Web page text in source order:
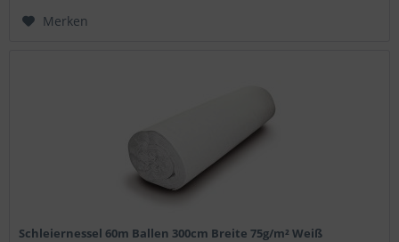
Merken
Schleiernessel 60m Ballen 300cm Breite 75g/m² Weiß